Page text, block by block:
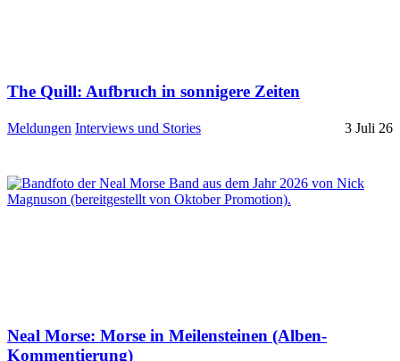
The Quill: Aufbruch in sonnigere Zeiten
Meldungen Interviews und Stories 3 Juli 26
Neal Morse: Morse in Meilensteinen (Alben-
Kommentierung)